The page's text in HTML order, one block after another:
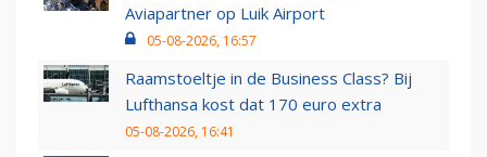
Aviapartner op Luik Airport
05-08-2026, 16:57
Raamstoeltje in de Business Class? Bij
Lufthansa kost dat 170 euro extra
05-08-2026, 16:41